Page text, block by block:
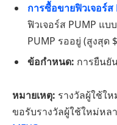
การซื้อขายฟิวเจอร์ส
ฟิวเจอร์ส PUMP แบ
PUMP รออยู่ (สูงสุด
ข้อกำหนด: การยืนยั
หมายเหตุ: รางวัลผู้ใช้ใ
ขอรับรางวัลผู้ใช้ใหม่หล